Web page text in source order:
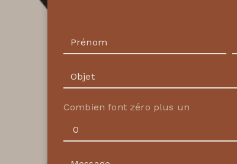
Combien font zéro plus un